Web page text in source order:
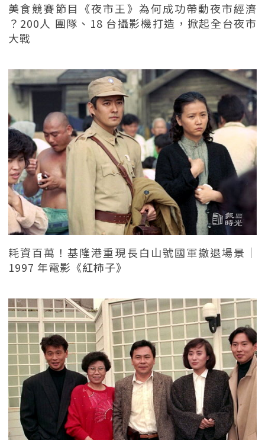
美食競賽節目《夜市王》為何成功帶動夜市經濟
？200人 團隊、18 台攝影機打造，掀起全台夜市
大戰
耗資百萬！基隆港重現長白山號國軍撤退場景｜
1997 年電影《紅柿子》